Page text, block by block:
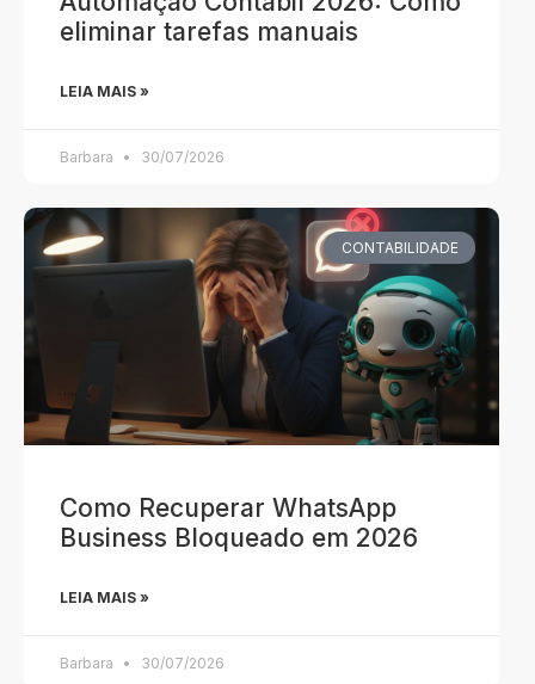
eliminar tarefas manuais
LEIA MAIS »
Barbara 30/07/2026
CONTABILIDADE
Como Recuperar WhatsApp
Business Bloqueado em 2026
LEIA MAIS »
Barbara 30/07/2026